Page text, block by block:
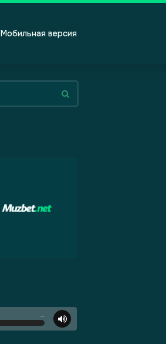
Мобильная версия
…